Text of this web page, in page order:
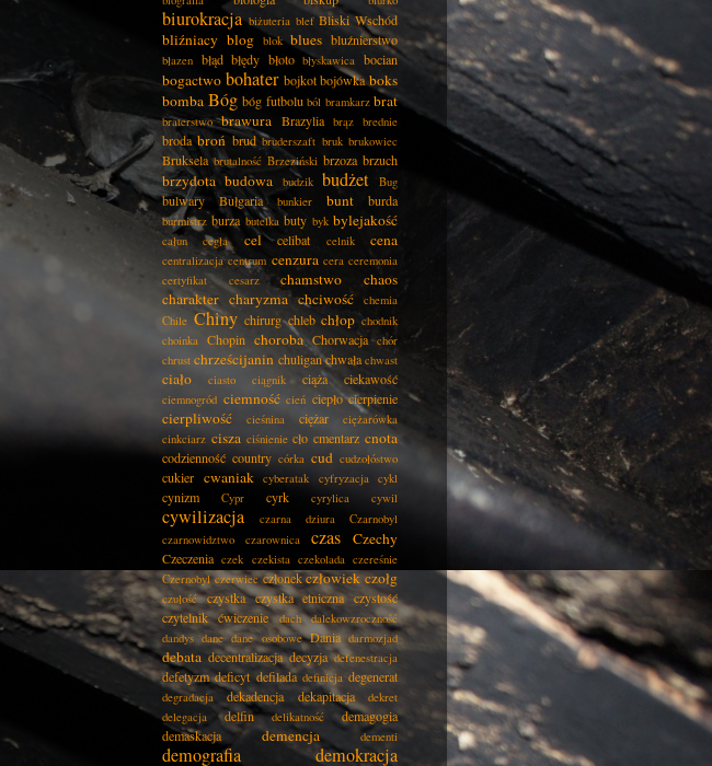
biurokracja biżuteria blef Bliski Wschód
bliźniacy blog blok blues bluźnierstwo
błazen błąd błędy błoto błyskawica bocian
bogactwo bohater bojkot bojówka boks
bomba Bóg bóg futbolu ból bramkarz brat
braterstwo brawura Brazylia brąz brednie
broda broń brud bruderszaft bruk brukowiec
Bruksela brutalność Brzeziński brzoza brzuch
brzydota budowa budzik budżet Bug
bulwary Bułgaria bunkier bunt burda
burmistrz burza butelka buty byk bylejakość
całun cegła cel celibat celnik cena
centralizacja centrum cenzura cera ceremonia
certyfikat
cesarz chamstwo
chaos
charakter charyzma chciwość
chemia
Chile Chiny chirurg chleb chłop chodnik
choinka Chopin choroba Chorwacja chór
chrust chrześcijanin chuligan chwała chwast
ciało ciasto ciągnik ciąża ciekawość
ciemnogród ciemność cień ciepło cierpienie
cierpliwość cieśnina ciężar
ciężarówka
cinkciarz cisza ciśnienie cło cmentarz cnota
codzienność country córka cud cudzołóstwo
cukier cwaniak cyberatak cyfryzacja cykl
cynizm Cypr cyrk cyrylica cywil
cywilizacja czarna dziura
Czarnobyl
czarnowidztwo
czarownica czas Czechy
Czeczenia czek czekista czekolada czereśnie
Czernobyl czerwiec członek człowiek czołg
czułość czystka czystka etniczna czystość
czytelnik ćwiczenie dach
dalekowzroczność
dandys dane dane osobowe Dania darmozjad
debata decentralizacja decyzja defenestracja
defetyzm deficyt defilada definicja degenerat
degradacja dekadencja dekapitacja
dekret
delegacja
delfin delikatność
demagogia
demaskacja
demencja dementi
demografia
demokracja